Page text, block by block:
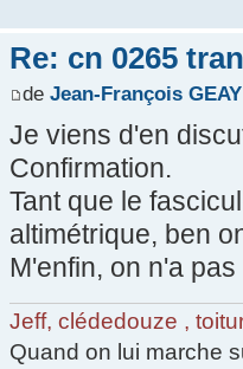
Re: cn 0265
de Jean-François GEAY
Je viens d'en
Confirmation.
Tant que le
altimétrique, ben
M'enfin, on n'a
Jeff, clédedouze ,
Quand on lui marche